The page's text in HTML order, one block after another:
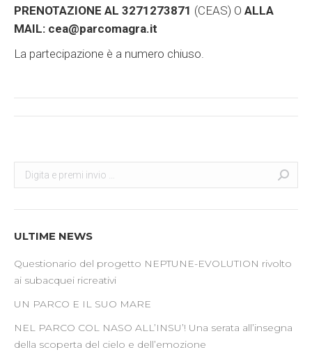
PRENOTAZIONE AL 3271273871 (CEAS) O ALLA
MAIL: cea@parcomagra.it
La partecipazione è a numero chiuso.
Post
Search:
Cerca
ULTIME NEWS
Questionario del progetto NEPTUNE-EVOLUTION rivolto
ai subacquei ricreativi
UN PARCO E IL SUO MARE
NEL PARCO COL NASO ALL’INSU’! Una serata all’insegna
della scoperta del cielo e dell’emozione